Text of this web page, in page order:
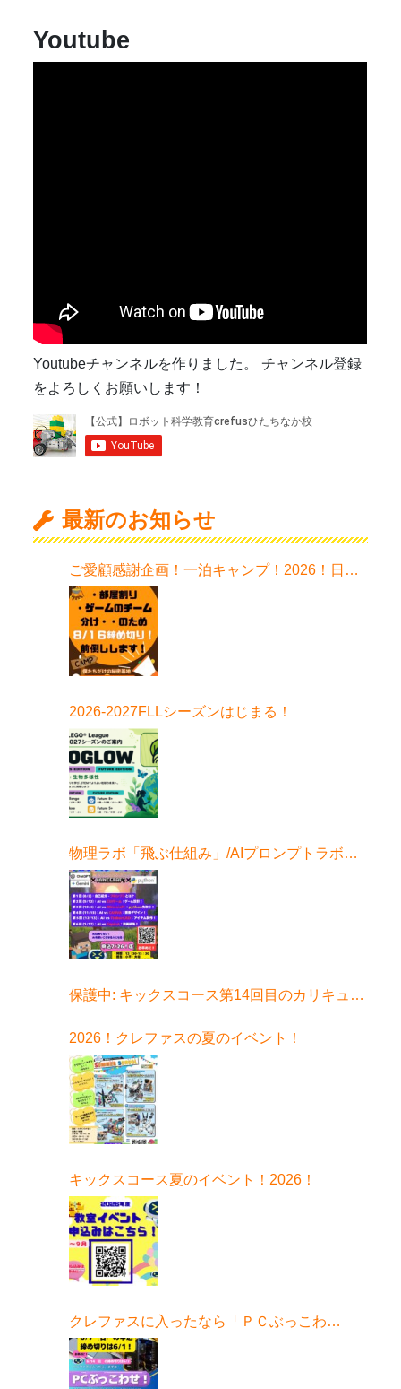
Youtube
Youtubeチャンネルを作りました。 チャンネル登録
をよろしくお願いします！
最新のお知らせ
ご愛顧感謝企画！一泊キャンプ！2026！日程
はこちら！
2026-2027FLLシーズンはじまる！
物理ラボ「飛ぶ仕組み」/AIプロンプトラボ始
まる！
保護中: キックスコース第14回目のカリキュラ
2026！クレファスの夏のイベント！
キックスコース夏のイベント！2026！
クレファスに入ったなら「ＰＣぶっこわ
せ！」6月開催！